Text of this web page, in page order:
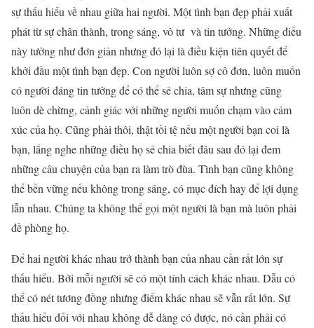
sự thấu hiểu về nhau giữa hai người. Một tình bạn đẹp phải xuất
phát từ sự chân thành, trong sáng, vô tư và tin tưởng. Những điều
này tưởng như đơn giản nhưng đó lại là điều kiện tiên quyết để
khởi đầu một tình bạn đẹp. Con người luôn sợ cô đơn, luôn muốn
có người đáng tin tưởng để có thể sẻ chia, tâm sự nhưng cũng
luôn dè chừng, cảnh giác với những người muốn chạm vào cảm
xúc của họ. Cũng phải thôi, thật tồi tệ nếu một người bạn coi là
bạn, lắng nghe những điều họ sẻ chia biết đâu sau đó lại đem
những câu chuyện của bạn ra làm trò đùa. Tình bạn cũng không
thể bền vững nếu không trong sáng, có mục đích hay để lợi dụng
lẫn nhau. Chúng ta không thể gọi một người là bạn mà luôn phải
đề phòng họ.
Để hai người khác nhau trở thành bạn của nhau cần rất lớn sự
thấu hiểu. Bởi mỗi người sẽ có một tính cách khác nhau. Dẫu có
thể có nét tương đồng nhưng điểm khác nhau sẽ vẫn rất lớn. Sự
thấu hiểu đối với nhau không dễ dàng có được, nó cần phải có